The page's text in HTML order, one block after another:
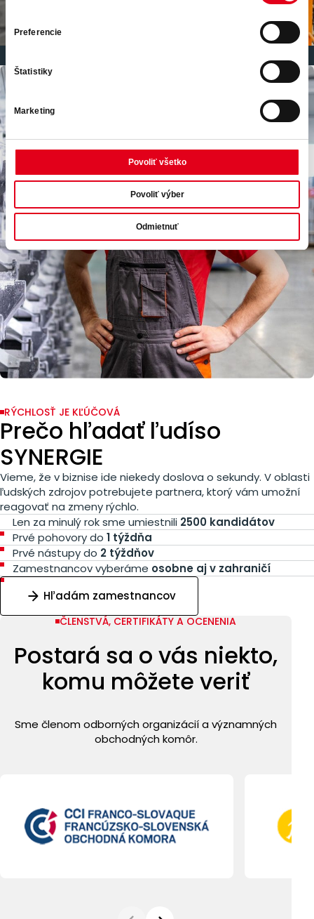
Preferencie
Štatistiky
Marketing
Povoliť všetko
Povoliť výber
Odmietnuť
RÝCHLOSŤ JE KĽÚČOVÁ
Prečo hľadať ľudíso
SYNERGIE
Vieme, že v biznise ide niekedy doslova o sekundy. V oblasti
ľudských zdrojov potrebujete partnera, ktorý vám umožní
reagovať na zmeny rýchlo.
Len za minulý rok sme umiestnili 2500 kandidátov
Prvé pohovory do 1 týždňa
Prvé nástupy do 2 týždňov
Zamestnancov vyberáme osobne aj v zahraničí
Hľadám zamestnancov
ČLENSTVÁ, CERTIFIKÁTY A OCENENIA
Postará sa o vás niekto,
komu môžete veriť
Sme členom odborných organizácií a významných
obchodných komôr.